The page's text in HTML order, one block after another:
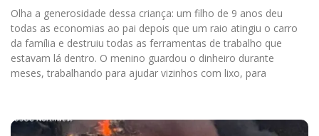
Olha a generosidade dessa criança: um filho de 9 anos deu
todas as economias ao pai depois que um raio atingiu o carro
da família e destruiu todas as ferramentas de trabalho que
estavam lá dentro. O menino guardou o dinheiro durante
meses, trabalhando para ajudar vizinhos com lixo, para